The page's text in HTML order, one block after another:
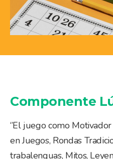
Componente
‘’El juego como Motivador
en Juegos, Rondas
trabalenguas, Mitos,